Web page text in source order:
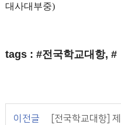
대사대부중)
tags : #전국학교대항, #
이전글
[전국학교대항]